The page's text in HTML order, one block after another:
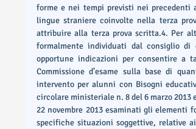
forme e nei tempi previsti nei
lingue straniere coinvolte nella terza
attribuire alla terza prova scritta.4. Per
formalmente individuati dal consiglio di
opportune indicazioni per consentire a
Commissione d’esame sulla base di
intervento per alunni con Bisogni
circolare ministeriale n. 8 del 6 marzo 2013
22 novembre 2013 esaminati gli elementi
specifiche situazioni soggettive, relative